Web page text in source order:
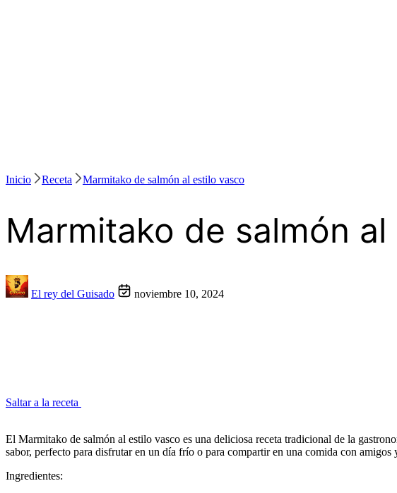
Inicio Receta Marmitako de salmón al estilo vasco
Marmitako de salmón
El rey del Guisado noviembre 10, 2024
Saltar a la receta
El Marmitako de salmón al estilo vasco es una deliciosa receta tradicional de la
sabor, perfecto para disfrutar en un día frío o para compartir en una comida con amigos
Ingredientes: